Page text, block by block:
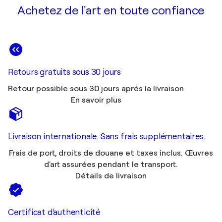
Achetez de l'art en toute confiance
Retours gratuits sous 30 jours
Retour possible sous 30 jours après la livraison
En savoir plus
Livraison internationale. Sans frais supplémentaires.
Frais de port, droits de douane et taxes inclus. Œuvres
d'art assurées pendant le transport.
Détails de livraison
Certificat d'authenticité